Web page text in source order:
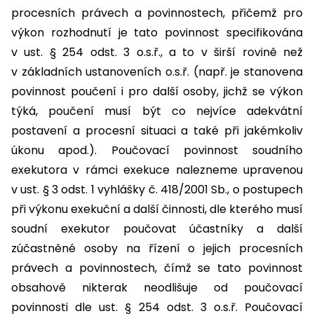
procesních právech a povinnostech, přičemž pro
výkon rozhodnutí je tato povinnost specifikována
v ust. § 254 odst. 3 o.s.ř., a to v širší rovině než
v základních ustanoveních o.s.ř. (např. je stanovena
povinnost poučení i pro další osoby, jichž se výkon
týká, poučení musí být co nejvíce adekvátní
postavení a procesní situaci a také při jakémkoliv
úkonu apod.). Poučovací povinnost soudního
exekutora v rámci exekuce nalezneme upravenou
v ust. § 3 odst. 1 vyhlášky č. 418/2001 Sb., o postupech
při výkonu exekuční a další činnosti, dle kterého musí
soudní exekutor poučovat účastníky a další
zúčastněné osoby na řízení o jejich procesních
právech a povinnostech, čímž se tato povinnost
obsahově nikterak neodlišuje od poučovací
povinnosti dle ust. § 254 odst. 3 o.s.ř. Poučovací